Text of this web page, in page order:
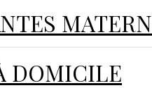
DOMICILE